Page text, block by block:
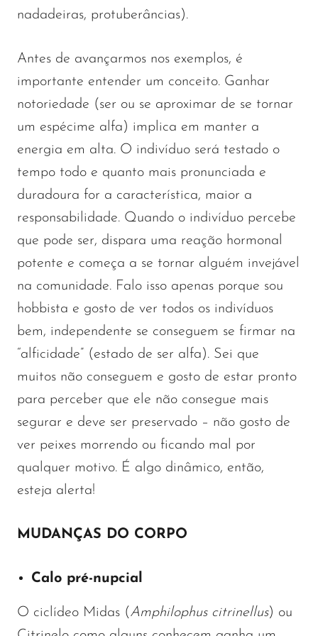
nadadeiras, protuberâncias).
Antes de avançarmos nos exemplos, é
importante entender um conceito. Ganhar
notoriedade (ser ou se aproximar de se tornar
um espécime alfa) implica em manter a
energia em alta. O indivíduo será testado o
tempo todo e quanto mais pronunciada e
duradoura for a característica, maior a
responsabilidade. Quando o indivíduo percebe
que pode ser, dispara uma reação hormonal
potente e começa a se tornar alguém invejável
na comunidade. Falo isso apenas porque sou
hobbista e gosto de ver todos os indivíduos
bem, independente se conseguem se firmar na
“alficidade” (estado de ser alfa). Sei que
muitos não conseguem e gosto de estar pronto
para perceber que ele não consegue mais
segurar e deve ser preservado – não gosto de
ver peixes morrendo ou ficando mal por
qualquer motivo. É algo dinâmico, então,
esteja alerta!
MUDANÇAS DO CORPO
Calo pré-nupcial
O ciclídeo Midas (Amphilophus citrinellus) ou